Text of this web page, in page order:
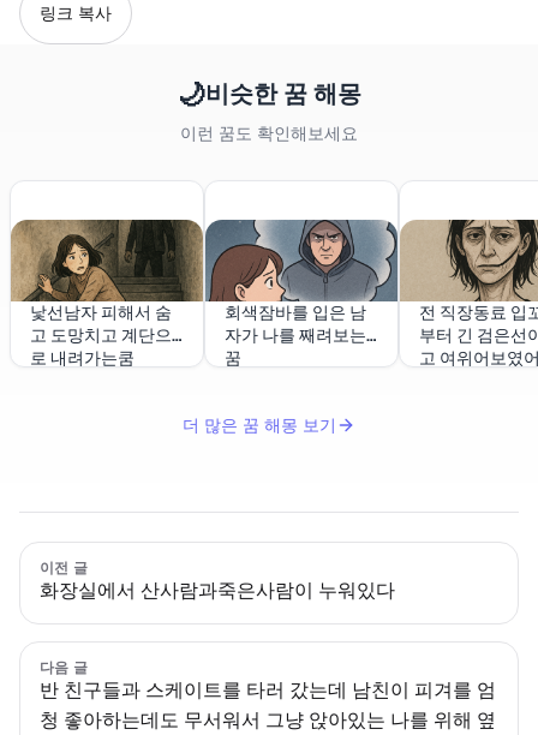
링크 복사
🌙비슷한 꿈 해몽
이런 꿈도 확인해보세요
낯선남자 피해서 숨
고 도망치고 계단으
로 내려가는쿰
회색잠바를 입은 남
자가 나를 째려보는
꿈
전 직장동료 입
부터 긴 검은선
고 여위어보였
더 많은 꿈 해몽 보기
이전 글
화장실에서 산사람과죽은사람이 누워있다
다음 글
반 친구들과 스케이트를 타러 갔는데 남친이 피겨를 엄
청 좋아하는데도 무서워서 그냥 앉아있는 나를 위해 옆